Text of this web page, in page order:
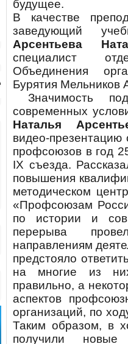
будущее.
В качестве
заведующий
Арсентьева
специалист
Объединения
Бурятия Мельников
Значимость
современных
Наталья
видео-
профсоюзов в год
IX съезда.
повышения
методическом
«Профсоюзам
по истории и
перерыва
направлениям
предстояло
на многие из
правильно, а
аспектов
организаций, по
Таким образом, в
получили